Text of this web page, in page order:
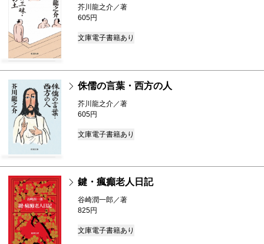
芥川龍之介／著
605円
文庫電子書籍あり
侏儒の言葉・西方の人
芥川龍之介／著
605円
文庫電子書籍あり
鍵・瘋癲老人日記
谷崎潤一郎／著
825円
文庫電子書籍あり